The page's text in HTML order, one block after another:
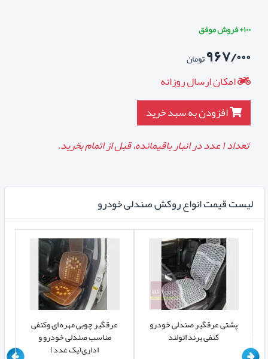
۱۰۰+ فروش موفق
۹۶۷/۰۰۰تومان
امکان ارسال روزانه
افزودن به سبد خرید
تعداد۱عدد در انبار باقیمانده، قبل از اتمام بخرید.
لیست قیمت انواع روکش صندلی خودرو
عرقگیر چوبی مهره ای وکنفی
مناسب صندلی خودرو و
اداری(یک عدد)
پشتی عرقگیر صندلی خودرو
کنفی برند اتولند